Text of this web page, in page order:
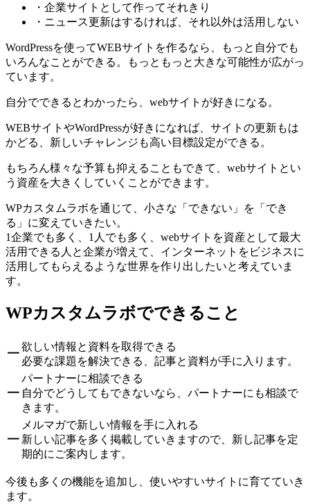
・企業サイトとして作ってそれきり
・ニュース更新はするければ、それ以外は活用しない
WordPressを使ってWEBサイトを作るなら、もっと自分でも
いろんなことができる。もっともっと大きな可能性が広がっ
ています。
自分でできるとわかったら、webサイトが好きになる。
WEBサイトやWordPressが好きになれば、サイトの更新もは
かどる、新しいチャレンジも高い目標設定ができる。
もちろん様々な予算も抑えることもできて、webサイトとい
う資産を大きくしていくことができます。
WPカスタムラボを通じて、小さな「できない」を「でき
る」に変えていきたい。
1企業でも多く、1人でも多く、webサイトを資産として最大
活用できる人と企業が増えて、インターネットをビジネスに
活用してもらえるような世界を作り出したいと考えていま
す。
WPカスタムラボでできること
━
欲しい情報と資料を取得できる
必要な課題を解決できる、記事と資料が手に入ります。
━
パートナーに相談できる
自分でどうしてもできないなら、パートナーにも相談で
きます。
━
メルマガで新しい情報を手に入れる
新しい記事を多く掲載していきますので、新し記事を定
期的にご案内します。
今後も多くの機能を追加し、使いやすいサイトに育てていき
ます。